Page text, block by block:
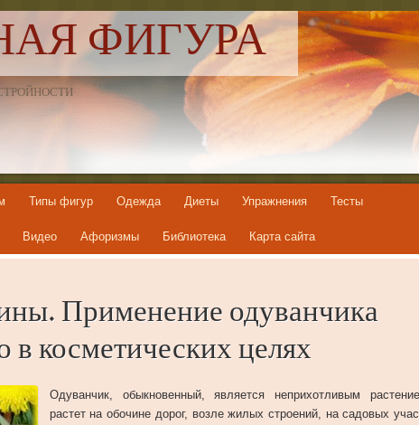
ФИГУРА
Типы фигур Одежда Диеты Упражнения Тесты
Видео Афоризмы Библиотека Карта сайта
Применение одуванчика
в косметических целях
Одуванчик, обыкновенный, является неприхотливым
растет на обочине дорог, возле жилых строений, на садовых